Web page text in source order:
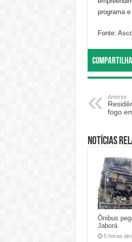
programa
Fonte:
Anterior
fogo
Notícias
Ônibus
Jaborá
5 horas